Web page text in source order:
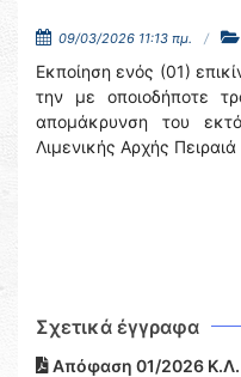
09/03/2026 11:13 πμ.
Εκποίηση ενός (01)
την με οποιοδήποτε
απομάκρυνση του
Λιμενικής Αρχής Πειραιά
Σχετικά έγγραφα
Απόφαση 01/2026